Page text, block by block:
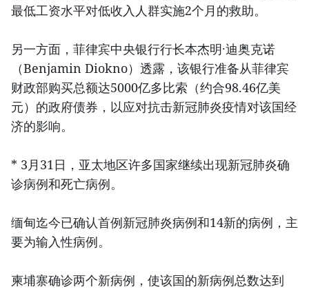
最低工资水平对低收入人群实施2个月的救助。
另一方面，菲律宾中央银行行长本杰明·迪奥克诺
（Benjamin Diokno）透露，该银行准备从菲律宾
财政部购买总额达5000亿多比索（约合98.46亿美
元）的政府债券，以应对抗击新冠肺炎疫情对该国经
济的影响。
* 3月31日，亚太地区许多国家继续出现新冠肺炎确
诊病例和死亡病例。
缅甸迄今已确认首例新冠肺炎病例和14新的病例，主
要为输入性病例。
柬埔寨确诊两个新病例，使该国的新病例总数达到